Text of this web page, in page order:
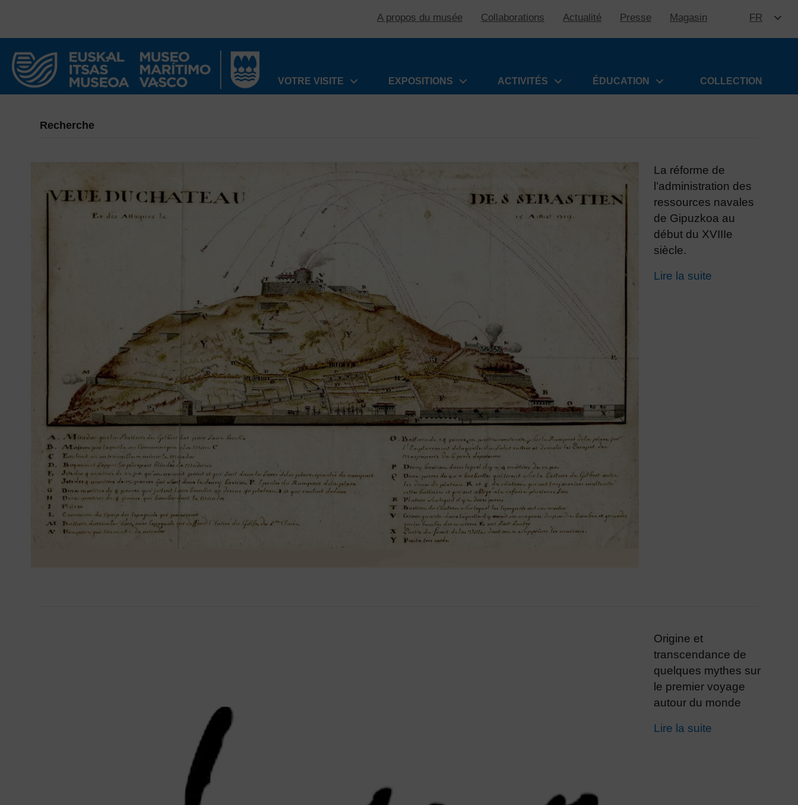
A propos du musée Collaborations Actualité Presse Magasin FR
VOTRE VISITE
EXPOSITIONS ACTIVITÉS ÉDUCATION COLLECTION
Recherche
La réforme de
l’administration des
ressources navales
de Gipuzkoa au
début du XVIIIe
siècle.
Lire la suite
Origine et
transcendance de
quelques mythes sur
le premier voyage
autour du monde
Lire la suite